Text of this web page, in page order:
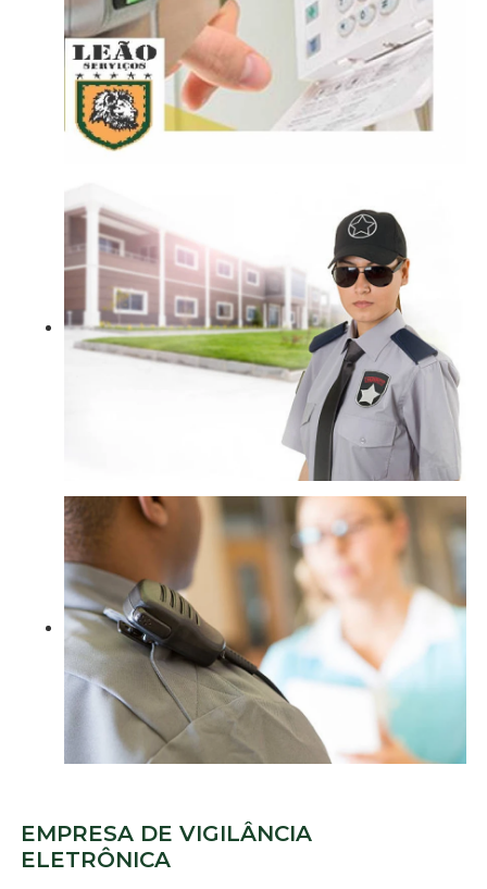
EMPRESA DE VIGILÂNCIA
ELETRÔNICA